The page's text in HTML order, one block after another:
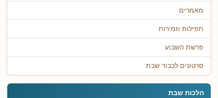
מאמרים
תפילות וזמירות
פרשת השבוע
סרטונים לכבוד שבת
הלכות שבת